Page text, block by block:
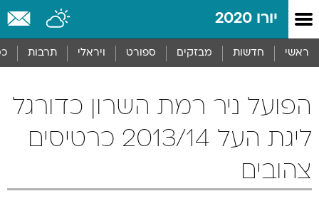
יורו 2020
ראשי חדשות מבזקים ספורט ויראלי תרבות
הפועל ניר רמת השרון כדורגל
ליגת העל 2013/14 כרטיסים
צהובים